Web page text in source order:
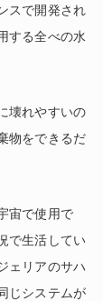
スで開発され
する全べの水
壊れやすいの
物をできるだ
宙で使用で
で生活してい
ェリアのサハ
じシステムが